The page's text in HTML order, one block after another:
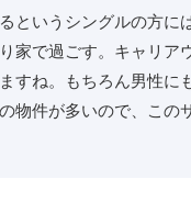
というシングルの方に
家で過ごす。キャリア
すね。もちろん男性
物件が多いので、この